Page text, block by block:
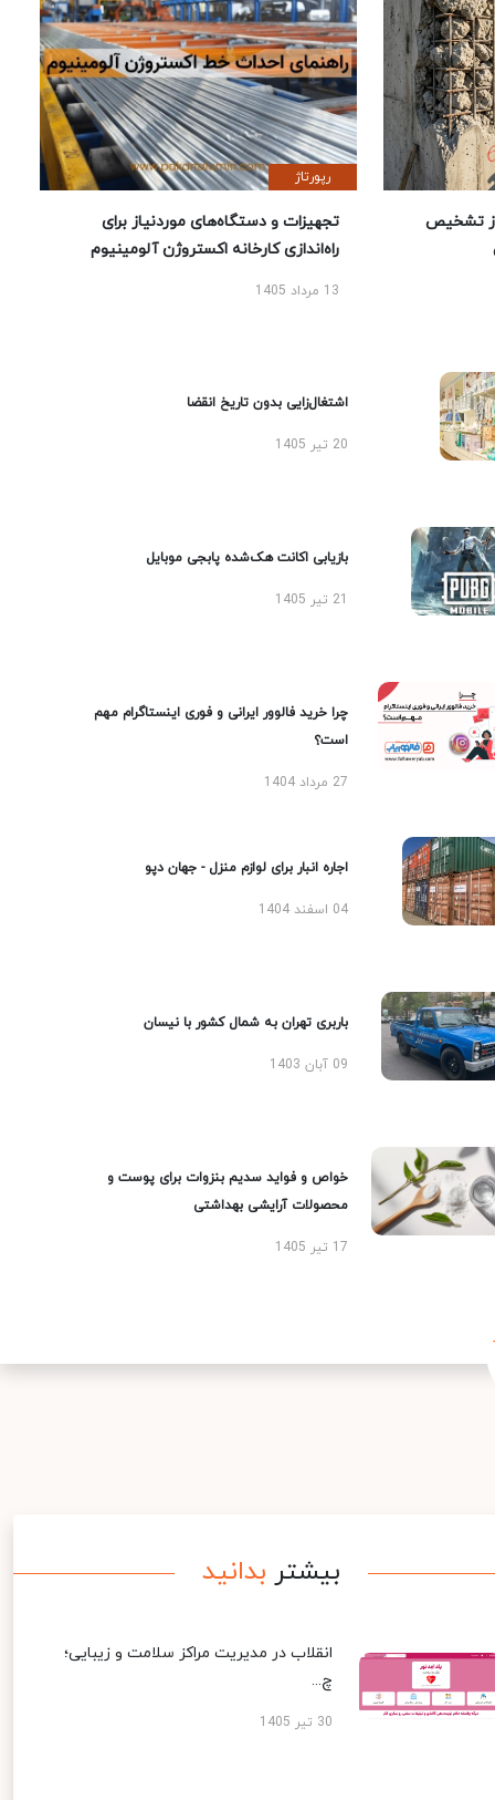
تشخیص
رپورتاژ
تجهیزات و دستگاه‌های موردنیاز برای
راه‌اندازی کارخانه اکستروژن آلومینیوم
13 مرداد 1405
اشتغال‌زایی بدون تاریخ انقضا
20 تیر 1405
بازیابی اکانت هک‌شده پابجی موبایل
چرا خرید فالوور ایرانی و فوری اینستاگرام مهم
است؟
27 مرداد 1404
اجاره انبار برای لوازم منزل - جهان دپو
04 اسفند 1404
باربری تهران به شمال کشور با نیسان
09 آبان 1403
خواص و فواید سدیم بنزوات برای پوست و
محصولات آرایشی بهداشتی
17 تیر 1405
بیشتر بدانید
انقلاب در مدیریت مراکز سلامت و زیبایی؛
چ...
30 تیر 1405